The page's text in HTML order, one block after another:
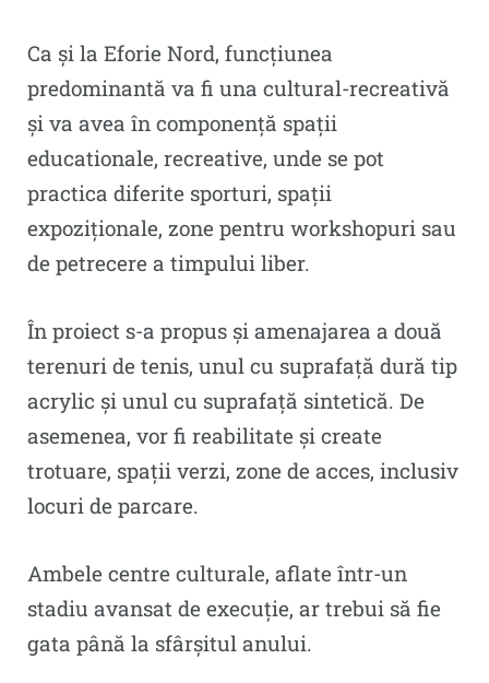
Ca și la Eforie Nord, funcțiunea
predominantă va fi una cultural-recreativă
și va avea în componență spații
educationale, recreative, unde se pot
practica diferite sporturi, spații
expoziționale, zone pentru workshopuri sau
de petrecere a timpului liber.
În proiect s-a propus și amenajarea a două
terenuri de tenis, unul cu suprafață dură tip
acrylic și unul cu suprafață sintetică. De
asemenea, vor fi reabilitate și create
trotuare, spații verzi, zone de acces, inclusiv
locuri de parcare.
Ambele centre culturale, aflate într-un
stadiu avansat de execuție, ar trebui să fie
gata până la sfârșitul anului.